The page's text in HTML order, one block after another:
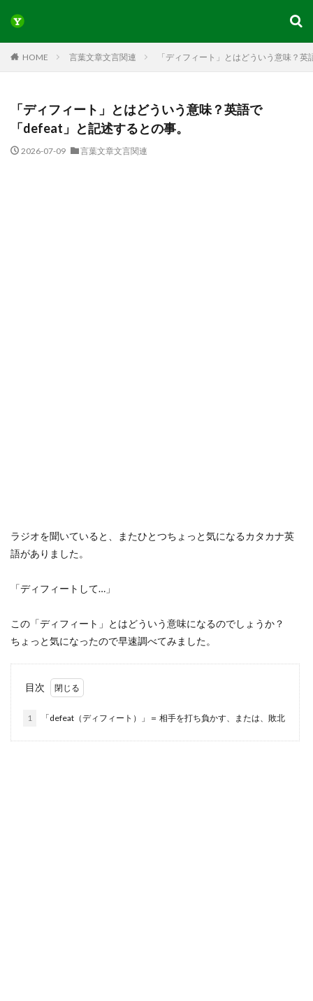
HOME 言葉文章文言関連 「ディフィート」とはどういう意味？
「ディフィート」とはどういう意味？英語で
「defeat」と記述するとの事。
2026-07-09 言葉文章文言関連
ラジオを聞いていると、またひとつちょっと気になるカタカナ英
語がありました。
「ディフィートして…」
この「ディフィート」とはどういう意味になるのでしょうか？
ちょっと気になったので早速調べてみました。
目次
1 「defeat（ディフィート）」＝ 相手を打ち負かす、または、敗北